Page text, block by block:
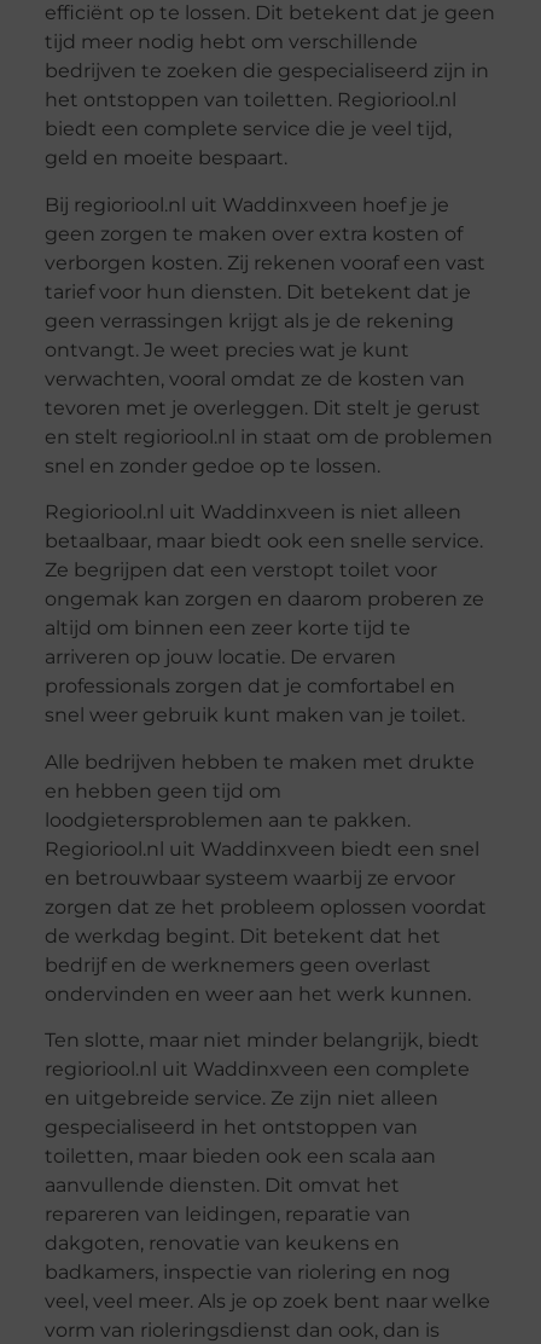
efficiënt op te lossen. Dit betekent dat je geen
tijd meer nodig hebt om verschillende
bedrijven te zoeken die gespecialiseerd zijn in
het ontstoppen van toiletten. Regioriool.nl
biedt een complete service die je veel tijd,
geld en moeite bespaart.
Bij regioriool.nl uit Waddinxveen hoef je je
geen zorgen te maken over extra kosten of
verborgen kosten. Zij rekenen vooraf een vast
tarief voor hun diensten. Dit betekent dat je
geen verrassingen krijgt als je de rekening
ontvangt. Je weet precies wat je kunt
verwachten, vooral omdat ze de kosten van
tevoren met je overleggen. Dit stelt je gerust
en stelt regioriool.nl in staat om de problemen
snel en zonder gedoe op te lossen.
Regioriool.nl uit Waddinxveen is niet alleen
betaalbaar, maar biedt ook een snelle service.
Ze begrijpen dat een verstopt toilet voor
ongemak kan zorgen en daarom proberen ze
altijd om binnen een zeer korte tijd te
arriveren op jouw locatie. De ervaren
professionals zorgen dat je comfortabel en
snel weer gebruik kunt maken van je toilet.
Alle bedrijven hebben te maken met drukte
en hebben geen tijd om
loodgietersproblemen aan te pakken.
Regioriool.nl uit Waddinxveen biedt een snel
en betrouwbaar systeem waarbij ze ervoor
zorgen dat ze het probleem oplossen voordat
de werkdag begint. Dit betekent dat het
bedrijf en de werknemers geen overlast
ondervinden en weer aan het werk kunnen.
Ten slotte, maar niet minder belangrijk, biedt
regioriool.nl uit Waddinxveen een complete
en uitgebreide service. Ze zijn niet alleen
gespecialiseerd in het ontstoppen van
toiletten, maar bieden ook een scala aan
aanvullende diensten. Dit omvat het
repareren van leidingen, reparatie van
dakgoten, renovatie van keukens en
badkamers, inspectie van riolering en nog
veel, veel meer. Als je op zoek bent naar welke
vorm van rioleringsdienst dan ook, dan is